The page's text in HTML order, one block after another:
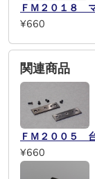
ＦＭ２０１８
¥660
関連商品
ＦＭ２００５
¥660